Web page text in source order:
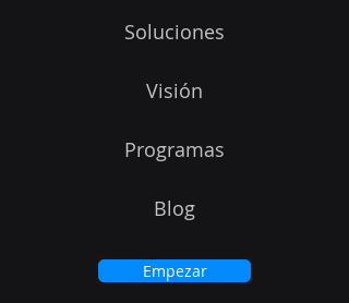
Soluciones
Visión
Programas
Blog
Empezar